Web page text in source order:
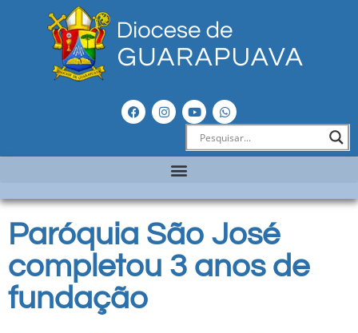
Paróquia São José
completou 3 anos de
fundação